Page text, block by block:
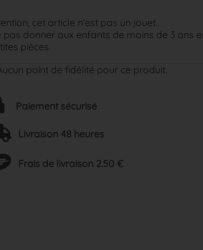
cet article n'est pas un jouet.
pas donner aux enfants de moins de 3 ans
pièces.
point de fidélité pour ce produit.
Paiement sécurisé
Livraison 48 heures
Frais de livraison 2.50 €